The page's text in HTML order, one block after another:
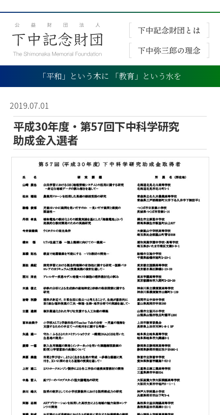
「平和」という木に 「教育」という水を
2019.07.01
平成30年度・第57回下中科学研究
助成金入選者